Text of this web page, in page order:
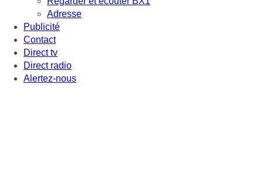
Adresse
Publicité
Contact
Direct tv
Direct radio
Alertez-nous